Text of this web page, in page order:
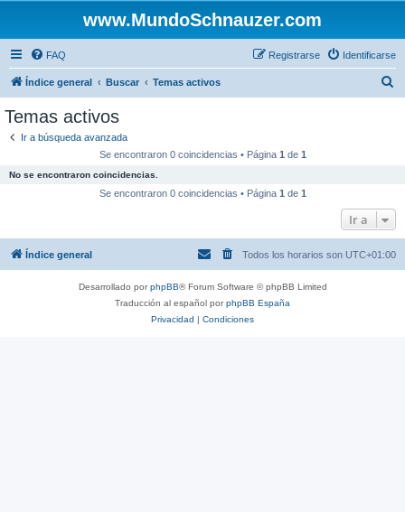
www.MundoSchnauzer.com
FAQ Identificarse
Registrarse
Índice general Buscar Temas activos
Temas activos
Ir a búsqueda avanzada
Se encontraron 0 coincidencias • Página 1 de 1
No se encontraron coincidencias.
Se encontraron 0 coincidencias • Página 1 de 1
Ir a
Índice general Todos los horarios son UTC+01:00
Desarrollado porphpBB® Forum Software © phpBB Limited
Traducción al español porphpBB España
Privacidad | Condiciones